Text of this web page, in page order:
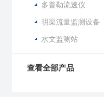
多普勒流速仪
明渠流量监测设备
水文监测站
查看全部产品